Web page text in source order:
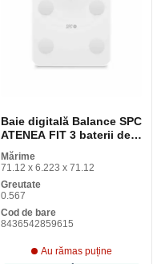
Baie digitală Balance SPC
ATENEA FIT 3 baterii de
sticlă albă x 3
Mărime
71.12 x 6.223 x 71.12
Greutate
0.567
Cod de bare
8436542859615
Au rămas puține